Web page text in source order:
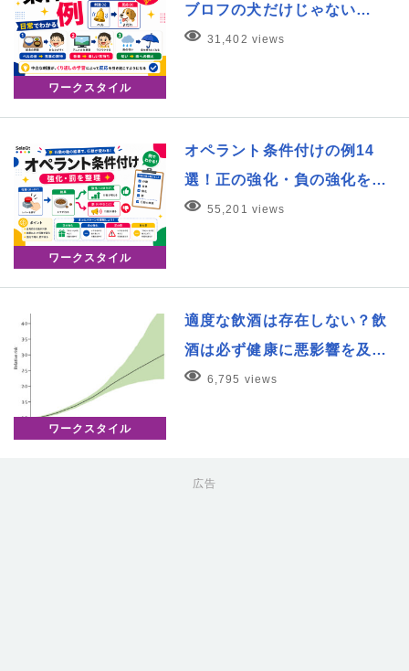
ワークスタイル
ブロフの犬だけじゃない…
31,402 views
ワークスタイル
オペラント条件付けの例14
選！正の強化・負の強化を…
55,201 views
ワークスタイル
適度な飲酒は存在しない？飲
酒は必ず健康に悪影響を及…
6,795 views
広告